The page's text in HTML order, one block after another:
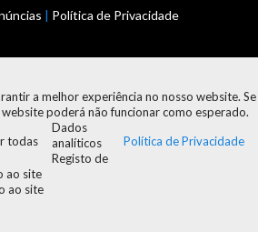
| Política de Privacidade
a melhor experiência no nosso website. Se
poderá não funcionar como esperado.
todas Política de Privacidade
Dados
analíticos
Registo de
ao site
ao site